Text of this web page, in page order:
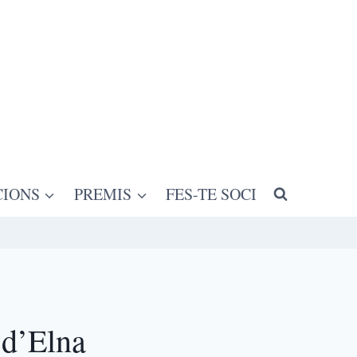
PREMIS FES-TE SOCI